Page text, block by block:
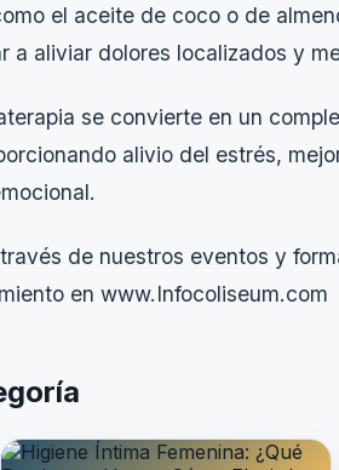
el aceite de coco o de
a aliviar dolores localizados y
se convierte en un
alivio del estrés,
de nuestros eventos y
en www.Infocoliseum.com